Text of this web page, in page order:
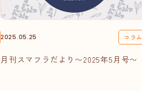
2025.05.25 コラム
月刊スマフラだより〜2025年5月号〜